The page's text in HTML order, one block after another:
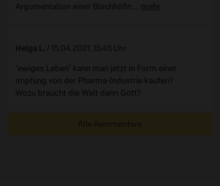
Argumentation einer Bischhöfin
… mehr
Helga L. / 15.04.2021, 15:45 Uhr
"ewiges Leben" kann man jetzt in Form einer
Impfung von der Pharma-Industrie kaufen?
Wozu braucht die Welt dann Gott?
Alle Kommentare